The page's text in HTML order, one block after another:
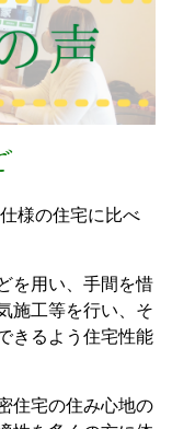
様の住宅に比べ
を用い、手間を惜
施工等を行い、そ
きるよう住宅性能
住宅の住み心地の